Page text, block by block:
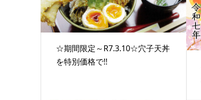
☆期間限定～R7.3.10☆穴子天丼
を特別価格で!!